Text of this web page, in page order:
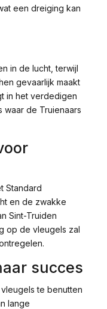
een dreiging kan
in de lucht, terwijl
gevaarlijk maakt
in het verdedigen
waar de Truienaars
Standard
en de zwakke
Sint-Truiden
op de vleugels zal
succes
te benutten
lange